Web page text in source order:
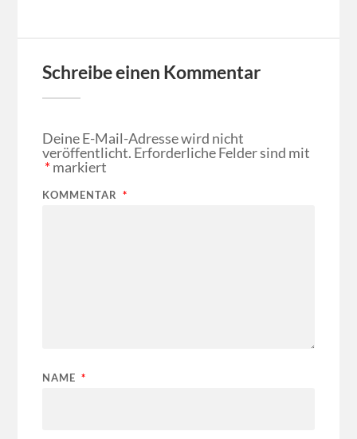
Schreibe einen Kommentar
Deine E-Mail-Adresse wird nicht
veröffentlicht. Erforderliche Felder sind mit
*markiert
KOMMENTAR *
NAME *